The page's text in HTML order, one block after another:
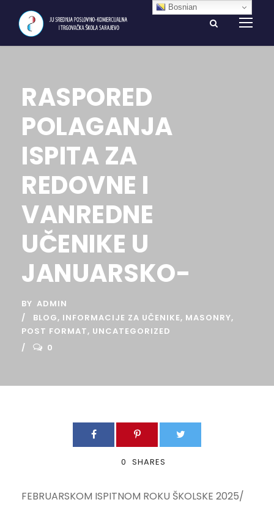
RASPORED
POLAGANJA
ISPITA ZA
REDOVNE I
VANREDNE
UČENIKE U
JANUARSKO-
BY ADMIN
BLOG, INFORMACIJE ZA UČENIKE, MASONRY,
POST FORMAT, UNCATEGORIZED
0
0 SHARES
FEBRUARSKOM ISPITNOM ROKU ŠKOLSKE 2025/
Bosnian